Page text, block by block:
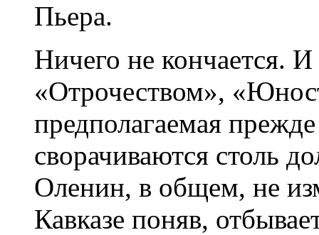
Пьера.
Ничего не кончается.
«Отрочеством»,
предполагаемая
сворачиваются столь
Оленин, в общем, не
Кавказе поняв,